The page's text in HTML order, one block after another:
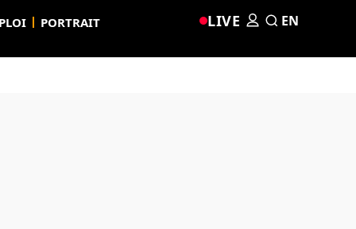
PORTRAIT LIVE EN